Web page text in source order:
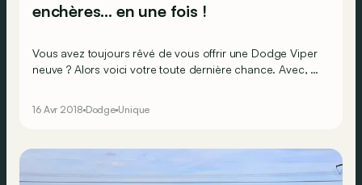
enchères… en une fois !
Vous avez toujours rêvé de vous offrir une Dodge Viper
neuve ? Alors voici votre toute dernière chance. Avec, en
16 Avr 2018 Dodge Unique